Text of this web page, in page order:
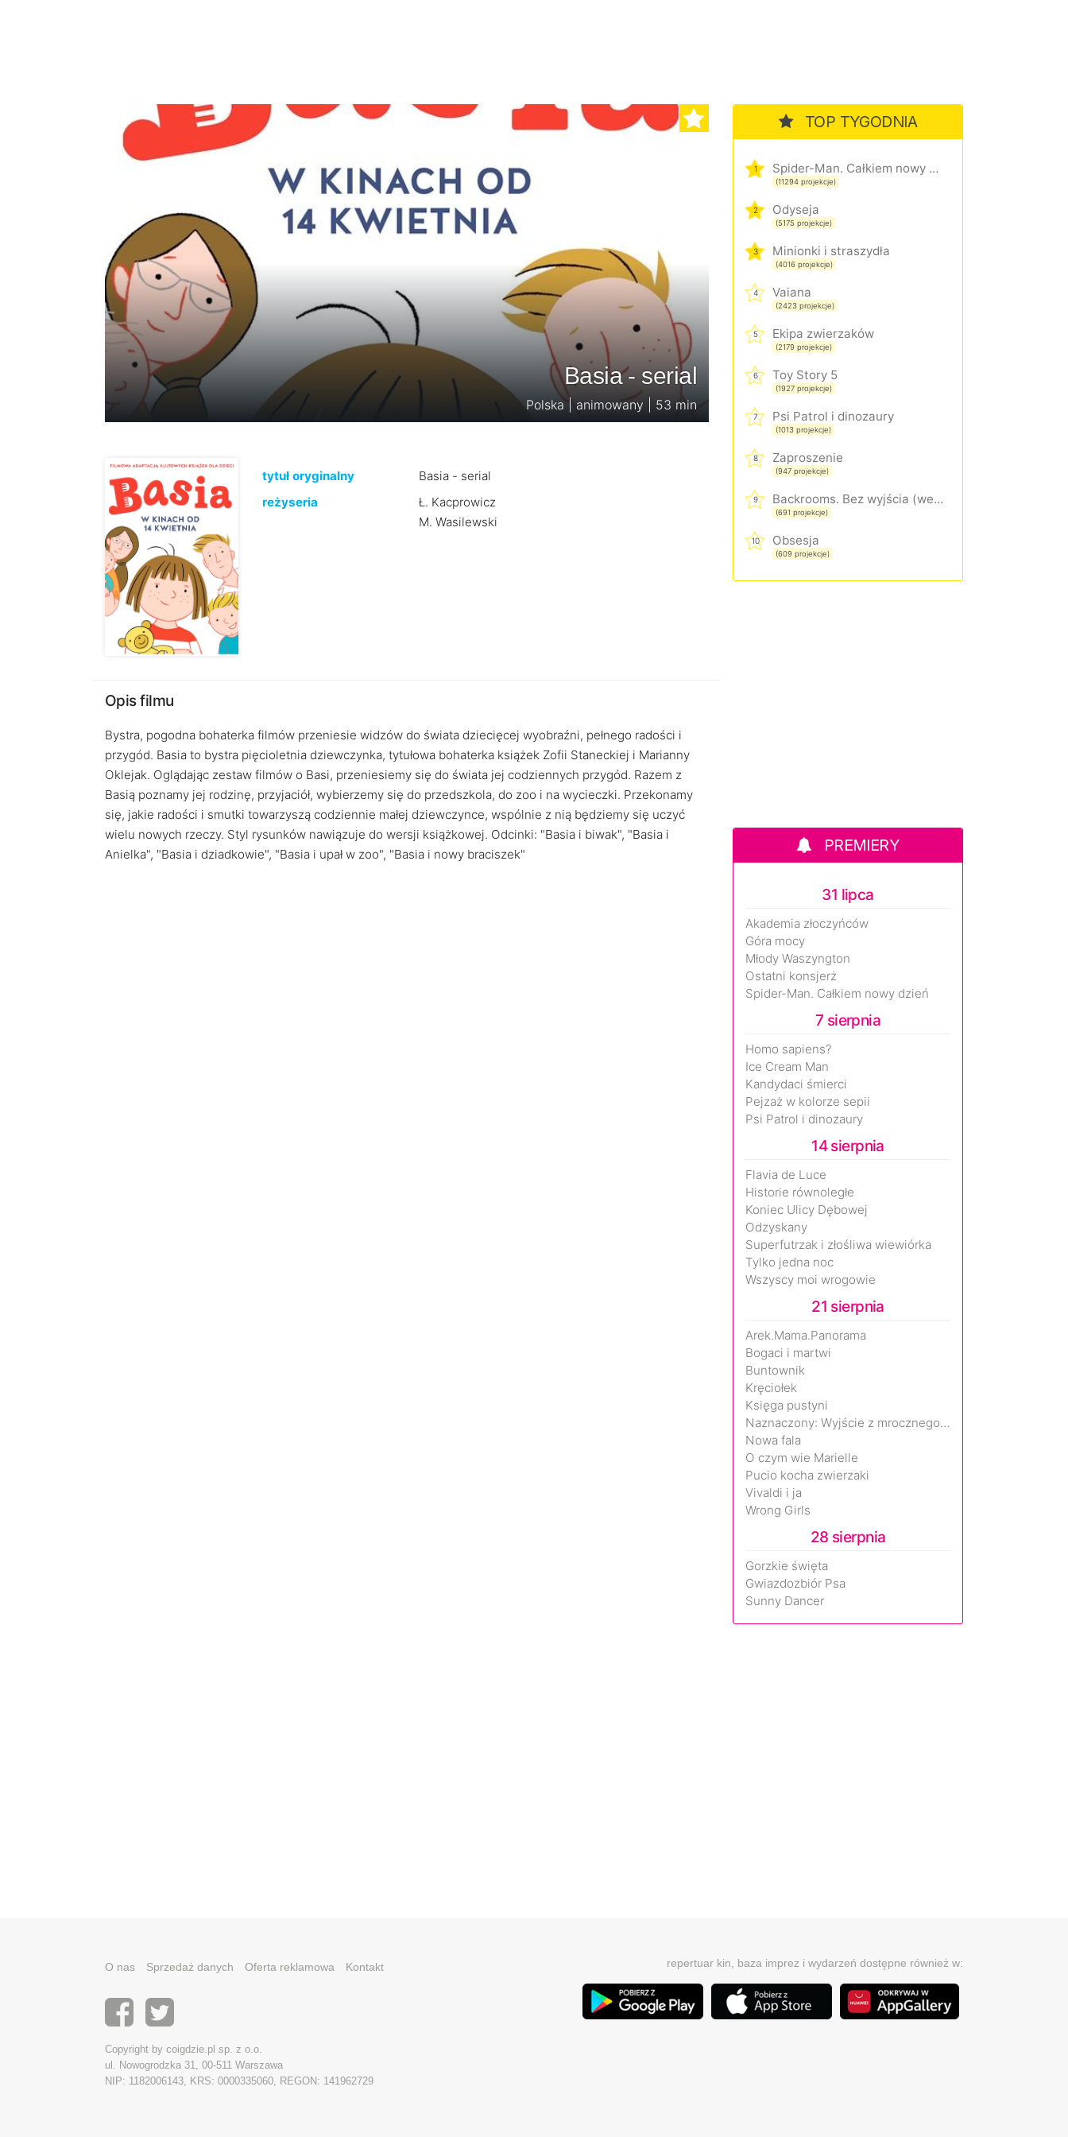
Basia - serial
Polska | animowany | 53 min
tytuł oryginalny
Basia - serial
reżyseria
Ł. Kacprowicz
M. Wasilewski
Opis filmu
Bystra, pogodna bohaterka filmów przeniesie widzów do świata dziecięcej wyobraźni, pełnego radości i
przygód. Basia to bystra pięcioletnia dziewczynka, tytułowa bohaterka książek Zofii Staneckiej i Marianny
Oklejak. Oglądając zestaw filmów o Basi, przeniesiemy się do świata jej codziennych przygód. Razem z
Basią poznamy jej rodzinę, przyjaciół, wybierzemy się do przedszkola, do zoo i na wycieczki. Przekonamy
się, jakie radości i smutki towarzyszą codziennie małej dziewczynce, wspólnie z nią będziemy się uczyć
wielu nowych rzeczy. Styl rysunków nawiązuje do wersji książkowej. Odcinki: "Basia i biwak", "Basia i
Anielka", "Basia i dziadkowie", "Basia i upał w zoo", "Basia i nowy braciszek"
TOP TYGODNIA
1 Spider-Man. Całkiem nowy dzień
(11294 projekcje)
2 Odyseja
(5175 projekcje)
3 Minionki i straszydła
(4016 projekcje)
4 Vaiana
(2423 projekcje)
5 Ekipa zwierzaków
(2179 projekcje)
6 Toy Story 5
(1927 projekcje)
7 Psi Patrol i dinozaury
(1013 projekcje)
8 Zaproszenie
(947 projekcje)
9 Backrooms. Bez wyjścia (wersja rozszerzona)
(691 projekcje)
10 Obsesja
(609 projekcje)
PREMIERY
31 lipca
Akademia złoczyńców
Góra mocy
Młody Waszyngton
Ostatni konsjerż
Spider-Man. Całkiem nowy dzień
7 sierpnia
Homo sapiens?
Ice Cream Man
Kandydaci śmierci
Pejzaż w kolorze sepii
Psi Patrol i dinozaury
14 sierpnia
Flavia de Luce
Historie równoległe
Koniec Ulicy Dębowej
Odzyskany
Superfutrzak i złośliwa wiewiórka
Tylko jedna noc
Wszyscy moi wrogowie
21 sierpnia
Arek.Mama.Panorama
Bogaci i martwi
Buntownik
Kręciołek
Księga pustyni
Naznaczony: Wyjście z mrocznego wymiaru
Nowa fala
O czym wie Marielle
Pucio kocha zwierzaki
Vivaldi i ja
Wrong Girls
28 sierpnia
Gorzkie święta
Gwiazdozbiór Psa
Sunny Dancer
O nas Sprzedaż danych Oferta reklamowa Kontakt
Copyright by coigdzie.pl sp. z o.o.
ul. Nowogrodzka 31, 00-511 Warszawa
NIP: 1182006143, KRS: 0000335060, REGON: 141962729
repertuar kin, baza imprez i wydarzeń dostępne również w: